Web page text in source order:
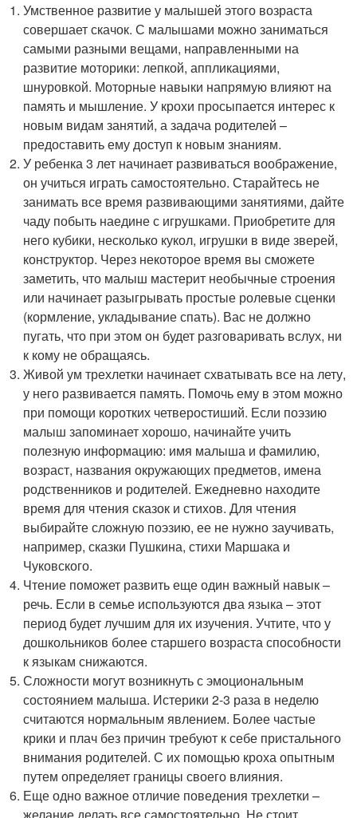
Умственное развитие у малышей этого возраста
совершает скачок. С малышами можно заниматься
самыми разными вещами, направленными на
развитие моторики: лепкой, аппликациями,
шнуровкой. Моторные навыки напрямую влияют на
память и мышление. У крохи просыпается интерес к
новым видам занятий, а задача родителей –
предоставить ему доступ к новым знаниям.
У ребенка 3 лет начинает развиваться воображение,
он учиться играть самостоятельно. Старайтесь не
занимать все время развивающими занятиями, дайте
чаду побыть наедине с игрушками. Приобретите для
него кубики, несколько кукол, игрушки в виде зверей,
конструктор. Через некоторое время вы сможете
заметить, что малыш мастерит необычные строения
или начинает разыгрывать простые ролевые сценки
(кормление, укладывание спать). Вас не должно
пугать, что при этом он будет разговаривать вслух, ни
к кому не обращаясь.
Живой ум трехлетки начинает схватывать все на лету,
у него развивается память. Помочь ему в этом можно
при помощи коротких четверостиший. Если поэзию
малыш запоминает хорошо, начинайте учить
полезную информацию: имя малыша и фамилию,
возраст, названия окружающих предметов, имена
родственников и родителей. Ежедневно находите
время для чтения сказок и стихов. Для чтения
выбирайте сложную поэзию, ее не нужно заучивать,
например, сказки Пушкина, стихи Маршака и
Чуковского.
Чтение поможет развить еще один важный навык –
речь. Если в семье используются два языка – этот
период будет лучшим для их изучения. Учтите, что у
дошкольников более старшего возраста способности
к языкам снижаются.
Сложности могут возникнуть с эмоциональным
состоянием малыша. Истерики 2-3 раза в неделю
считаются нормальным явлением. Более частые
крики и плач без причин требуют к себе пристального
внимания родителей. С их помощью кроха опытным
путем определяет границы своего влияния.
Еще одно важное отличие поведения трехлетки –